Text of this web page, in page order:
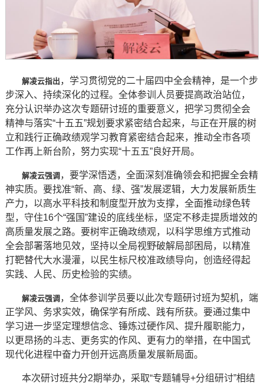
解凌云指出 ，学习贯彻党的二十届四中全会精神，是一个步
步深入、持续深化的过程。全体参训人员要提高政治站位，
充分认识举办这次专题研讨班的重要意义，把学习贯彻全会
精神与落实“十五五”规划要求紧密结合起来，与正在开展的树
立和践行正确政绩观学习教育紧密结合起来，推动全市各项
工作再上新台阶，努力实现“十五五”良好开局。
解凌云强调，要学深悟透，全面深刻准确领会和把握全会精
神实质。要找准“新、高、绿、强”发展逻辑，大力发展新质生
产力，以高水平科技和制度型开放为支撑，全面推动绿色转
型，守住16个“强国”建设的底线坐标，坚定不移走提质增效的
高质量发展之路。要树牢正确政绩观，以科学思维方式推动
全会部署落地见效，坚持以全局视野破解局部困局，以精准
打靶替代大水漫灌，以民生标尺校准政绩导向，创造经得起
实践、人民、历史检验的实绩。
解凌云强调，全体参训学员要以此次专题研讨班为契机，端
正学风、务求实效，确保学有所成、践有所获。要通过集中
学习进一步坚定理想信念、锤炼过硬作风、提升履职能力，
以更昂扬的斗志、更务实的作风、更有力的举措，在中国式
现代化进程中奋力开创开远高质量发展新局面。
本次研讨班共分2期举办，采取“专题辅导+分组研讨”相结